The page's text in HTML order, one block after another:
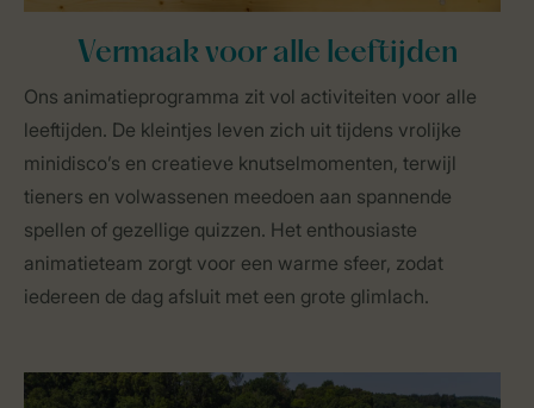
Vermaak voor alle leeftijden
Ons animatieprogramma zit vol activiteiten voor alle
leeftijden. De kleintjes leven zich uit tijdens vrolijke
minidisco’s en creatieve knutselmomenten, terwijl
tieners en volwassenen meedoen aan spannende
spellen of gezellige quizzen. Het enthousiaste
animatieteam zorgt voor een warme sfeer, zodat
iedereen de dag afsluit met een grote glimlach.